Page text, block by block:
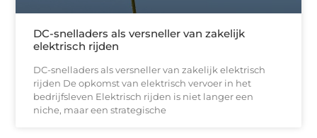
DC-snelladers als versneller van zakelijk
elektrisch rijden
DC-snelladers als versneller van zakelijk elektrisch
rijden De opkomst van elektrisch vervoer in het
bedrijfsleven Elektrisch rijden is niet langer een
niche, maar een strategische